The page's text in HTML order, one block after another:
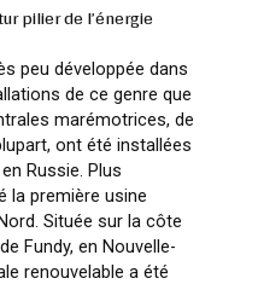
pilier de l’énergie
peu développée dans
de ce genre que
marémotrices, de
ont été installées
Russie. Plus
la première usine
Située sur la côte
Fundy, en Nouvelle-
renouvelable a été